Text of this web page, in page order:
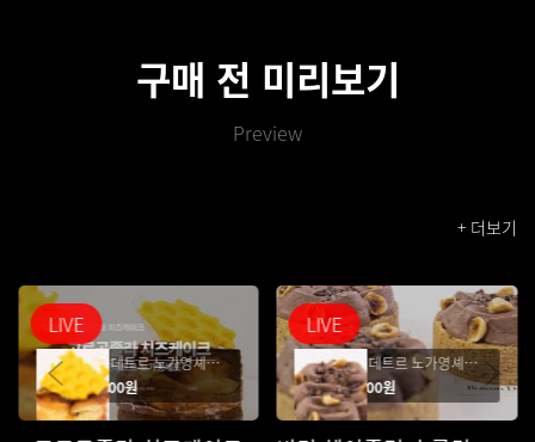
구매 전 미리보기
Preview
+ 더보기
LIVE
"레종데트르 노가영셰프" 고르곤졸라 치즈케이크
32,000원
LIVE
"레종데트르 노가영셰프" 비건 헤이즐넛 초콜릿 타르트
35,000원